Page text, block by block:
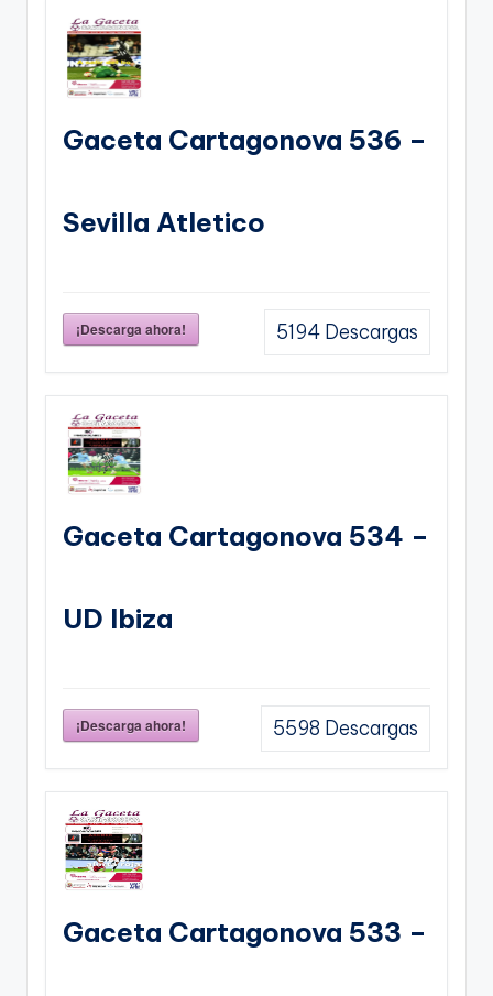
Gaceta Cartagonova 536 –
Sevilla Atletico
¡Descarga ahora! 5194 Descargas
Gaceta Cartagonova 534 –
UD Ibiza
¡Descarga ahora! 5598 Descargas
Gaceta Cartagonova 533 –